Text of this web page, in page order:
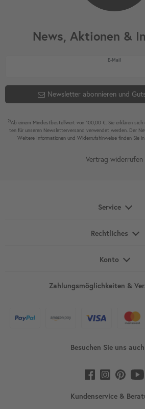
News, Aktionen &
E-MailNewsletter
Newsletter abonnieren und
2)Ab einem Mindest­bestell­wert von 100,00 €. Sie erklären
ten für unseren News­letter­versand ver­wen­det werden. Der
Weitere Infor­mationen und Wider­rufshin­weise finden Sie
Vertrag widerrufen
Service
Rechtliches
Konto
Zahlungsmöglichkeiten &
Besuchen Sie uns
Kundenservice &